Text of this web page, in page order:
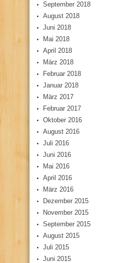
September 2018
August 2018
Juni 2018
Mai 2018
April 2018
März 2018
Februar 2018
Januar 2018
März 2017
Februar 2017
Oktober 2016
August 2016
Juli 2016
Juni 2016
Mai 2016
April 2016
März 2016
Dezember 2015
November 2015
September 2015
August 2015
Juli 2015
Juni 2015